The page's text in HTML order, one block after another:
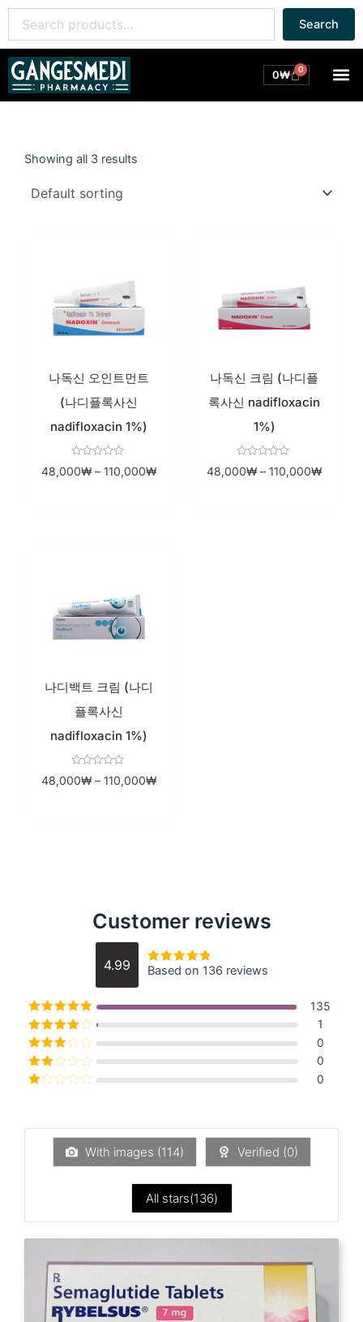
콘
츠
너
for:
Search
0₩ 0
Cart
Showing all 3 results
나독신 오인트먼트
(나디플록사신
nadifloxacin 1%)
Rated
0
48,000₩ – 110,000₩
나독신 크림 (나디플
록사신 nadifloxacin
1%)
Rated
0
48,000₩ – 110,000₩
나디백트 크림 (나디
플록사신
nadifloxacin 1%)
Rated
0
48,000₩ – 110,000₩
Customer reviews
4.99
Rated
Based on 136 reviews
Rated5out
of 5
135
Rated4
1
Rated3
out of 5
0
Rated
0
of
0
With images (114) Verified (0)
All stars(136)